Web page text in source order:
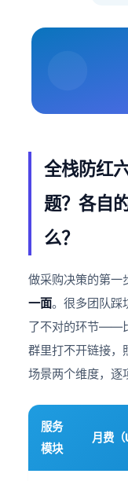
全栈防红
题？各自
么？
做采购决策的第一
一面。很多团队踩
了不对的环节——
群里打不开链接，
场景两个维度，逐
服务
模块
月费（